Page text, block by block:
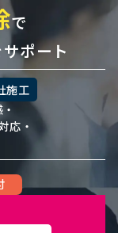
で
ポート
施工
応・